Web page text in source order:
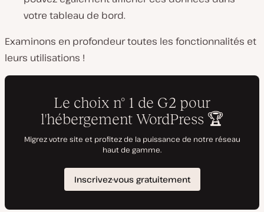
votre tableau de bord.
Examinons en profondeur toutes les fonctionnalités et
leurs utilisations !